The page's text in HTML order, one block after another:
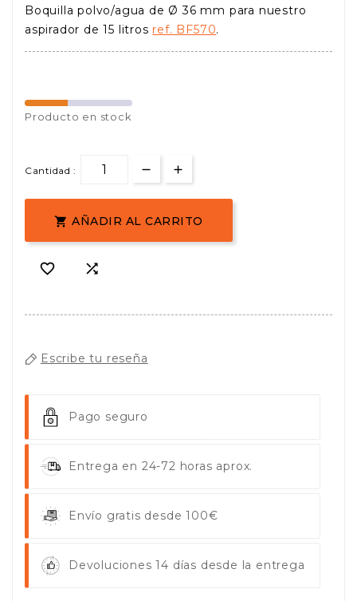
Boquilla polvo/agua de Ø 36 mm para nuestro
aspirador de 15 litros ref. BF570.
Producto en stock
Cantidad :
 AÑADIR AL CARRITO
 
Escribe tu reseña
Pago seguro
Entrega en 24-72 horas aprox.
Envío gratis desde 100€
Devoluciones 14 días desde la entrega